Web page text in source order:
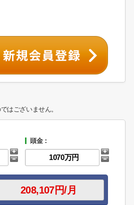
はございません。
頭金：